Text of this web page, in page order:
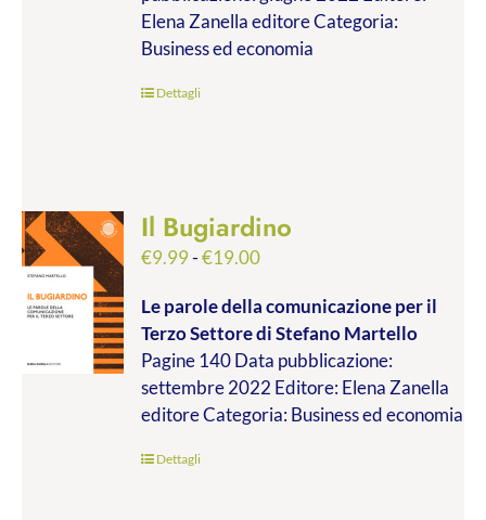
€17.00
Elena Zanella editore Categoria:
Business ed economia
Dettagli
Il Bugiardino
€9.99-€19.00Fascia
prezzo:
da
€9.99
a
€19.00
Le parole della comunicazione per il
Terzo Settoredi Stefano Martello
Pagine 140 Data pubblicazione:
settembre 2022 Editore: Elena Zanella
editore Categoria: Business ed economia
Dettagli